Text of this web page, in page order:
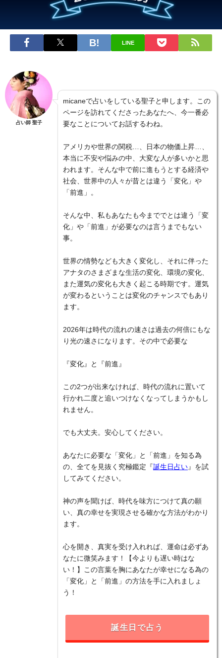
LINE
占い師 聖子
micaneで占いをしている聖子と申します。この
ページを訪れてくださったあなたへ、今一番必
要なことについてお話するわね。
アメリカや世界の関税…、日本の物価上昇…、
本当に不安や悩みの中、大変な人が多いかと思
われます。そんな中で前に進もうとする経済や
社会、世界中の人々が昔とは違う「変化」や
「前進」。
そんな中、私もあなたも今まででとは違う「変
化」や「前進」が必要なのは言うまでもない
事。
世界の情勢なども大きく変化し、それに伴った
アナタのさまざまな生活の変化、環境の変化、
また運気の変化も大きく起こる時期です。運気
が変わるということは変化のチャンスでもあり
ます。
2026年は時代の流れの速さは過去の何倍にもな
り光の速さになります。その中で必要な
『変化』と『前進』
この2つが出来なければ、時代の流れに置いて
行かれ二度と追いつけなくなってしまうかもし
れません。
でも大丈夫。安心してください。
あなたに必要な「変化」と「前進」を知る為
の、全てを見抜く究極鑑定『誕生日占い 』を試
してみてください。
神の声を聞けば、時代を味方につけて真の願
い、真の幸せを実現させる確かな方法がわかり
ます。
心を開き、真実を受け入れれば、運命は必ずあ
なたに微笑みます！【今よりも遅い時はな
い！】この言葉を胸にあなたが幸せになる為の
「変化」と「前進」の方法を手に入れましょ
う！
誕生日で占う